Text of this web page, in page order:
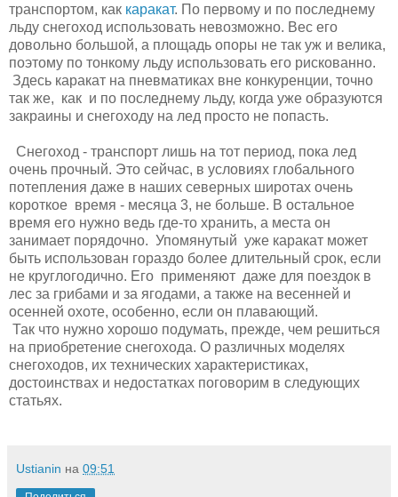
транспортом, как каракат. По первому и по последнему
льду снегоход использовать невозможно. Вес его
довольно большой, а площадь опоры не так уж и велика,
поэтому по тонкому льду использовать его рискованно.
Здесь каракат на пневматиках вне конкуренции, точно
так же, как и по последнему льду, когда уже образуются
закраины и снегоходу на лед просто не попасть.
Снегоход - транспорт лишь на тот период, пока лед
очень прочный. Это сейчас, в условиях глобального
потепления даже в наших северных широтах очень
короткое время - месяца 3, не больше. В остальное
время его нужно ведь где-то хранить, а места он
занимает порядочно. Упомянутый уже каракат может
быть использован гораздо более длительный срок, если
не круглогодично. Его применяют даже для поездок в
лес за грибами и за ягодами, а также на весенней и
осенней охоте, особенно, если он плавающий.
Так что нужно хорошо подумать, прежде, чем решиться
на приобретение снегохода. О различных моделях
снегоходов, их технических характеристиках,
достоинствах и недостатках поговорим в следующих
статьях.
Ustianin на 09:51